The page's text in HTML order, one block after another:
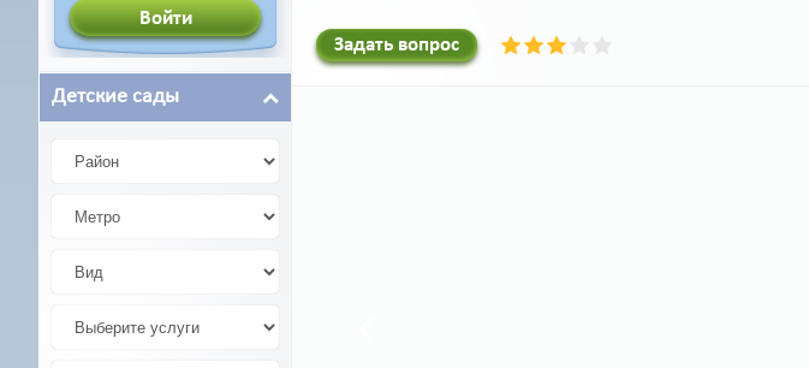
Детские сады
Задать вопрос